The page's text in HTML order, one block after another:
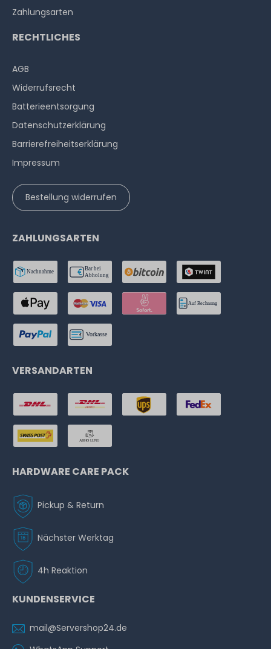
Zahlungsarten
RECHTLICHES
AGB
Widerrufs­recht
Batterieentsorgung
Datenschutzerklärung
Barrierefreiheitserklärung
Impressum
Bestellung widerrufen
ZAHLUNGSARTEN
VERSANDARTEN
HARDWARE CARE PACK
Pickup & Return
Nächster Werktag
4h Reaktion
KUNDENSERVICE
mail@Servershop24.de